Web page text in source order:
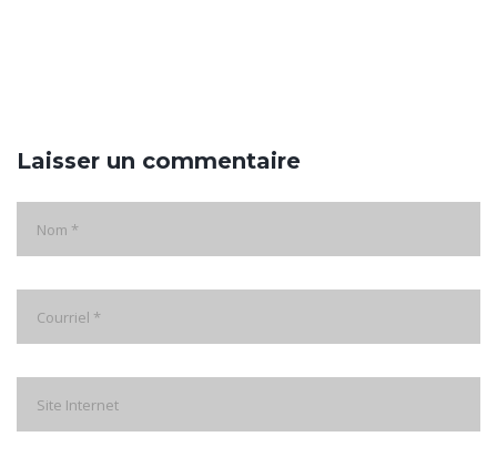
Laisser un commentaire